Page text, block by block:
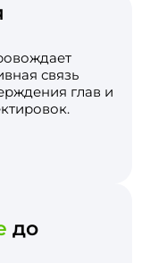
связь
глав и
до